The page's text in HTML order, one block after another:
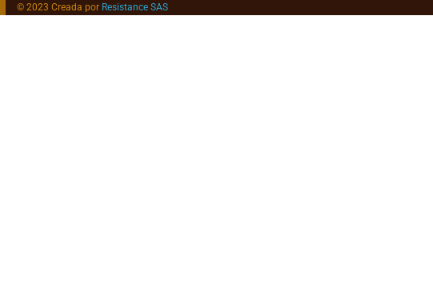
© 2023 Creada por Resistance SAS